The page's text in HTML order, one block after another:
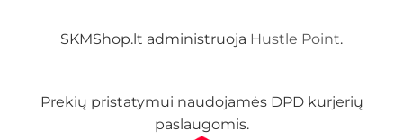
SKMShop.lt administruoja Hustle Point.
Prekių pristatymui naudojamės DPD kurjerių
paslaugomis.